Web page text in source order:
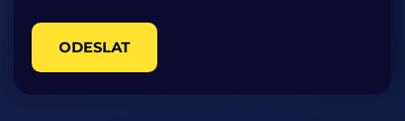
ODESLAT